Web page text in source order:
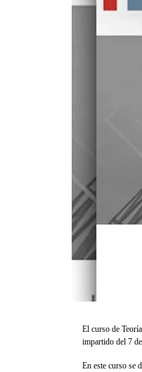
El curso de
impartido del 7
En este curso se